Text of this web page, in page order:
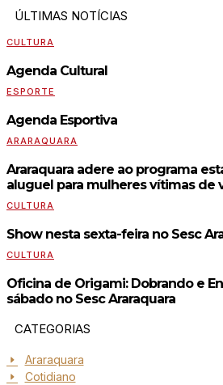
ÚLTIMAS NOTÍCIAS
CULTURA
Agenda Cultural
ESPORTE
Agenda Esportiva
ARARAQUARA
Araraquara adere ao programa
aluguel para mulheres vítimas de
CULTURA
Show nesta sexta-feira no Sesc
CULTURA
Oficina de Origami: Dobrando e
sábado no Sesc Araraquara
CATEGORIAS
Araraquara
Cotidiano